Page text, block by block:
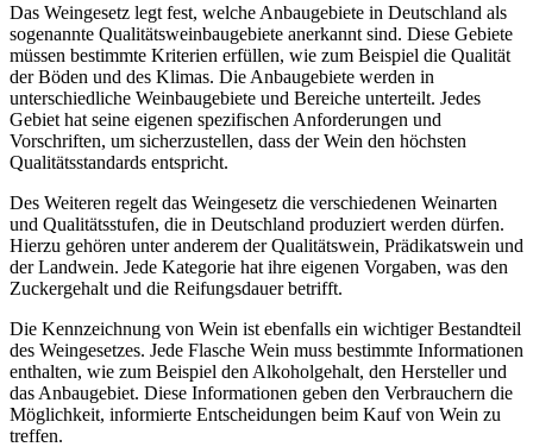
Das Weingesetz legt fest, welche Anbaugebiete in Deutschland als
sogenannte Qualitätsweinbaugebiete anerkannt sind. Diese Gebiete
müssen bestimmte Kriterien erfüllen, wie zum Beispiel die Qualität
der Böden und des Klimas. Die Anbaugebiete werden in
unterschiedliche Weinbaugebiete und Bereiche unterteilt. Jedes
Gebiet hat seine eigenen spezifischen Anforderungen und
Vorschriften, um sicherzustellen, dass der Wein den höchsten
Qualitätsstandards entspricht.
Des Weiteren regelt das Weingesetz die verschiedenen Weinarten
und Qualitätsstufen, die in Deutschland produziert werden dürfen.
Hierzu gehören unter anderem der Qualitätswein, Prädikatswein und
der Landwein. Jede Kategorie hat ihre eigenen Vorgaben, was den
Zuckergehalt und die Reifungsdauer betrifft.
Die Kennzeichnung von Wein ist ebenfalls ein wichtiger Bestandteil
des Weingesetzes. Jede Flasche Wein muss bestimmte Informationen
enthalten, wie zum Beispiel den Alkoholgehalt, den Hersteller und
das Anbaugebiet. Diese Informationen geben den Verbrauchern die
Möglichkeit, informierte Entscheidungen beim Kauf von Wein zu
treffen.